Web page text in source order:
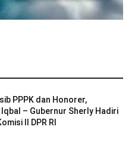
PPPK dan Honorer,
– Gubernur Sherly Hadiri
II DPR RI